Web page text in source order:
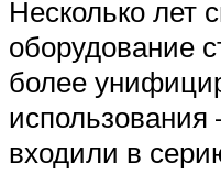
Несколько лет
оборудование
более
использования
входили в